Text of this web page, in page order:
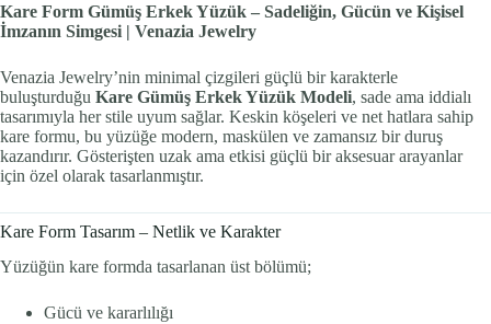
Kare Form Gümüş Erkek Yüzük – Sadeliğin, Gücün ve Kişisel
İmzanın Simgesi | Venazia Jewelry
Venazia Jewelry’nin minimal çizgileri güçlü bir karakterle
buluşturduğu Kare Gümüş Erkek Yüzük Modeli, sade ama iddialı
tasarımıyla her stile uyum sağlar. Keskin köşeleri ve net hatlara sahip
kare formu, bu yüzüğe modern, maskülen ve zamansız bir duruş
kazandırır. Gösterişten uzak ama etkisi güçlü bir aksesuar arayanlar
için özel olarak tasarlanmıştır.
Kare Form Tasarım – Netlik ve Karakter
Yüzüğün kare formda tasarlanan üst bölümü;
Gücü ve kararlılığı